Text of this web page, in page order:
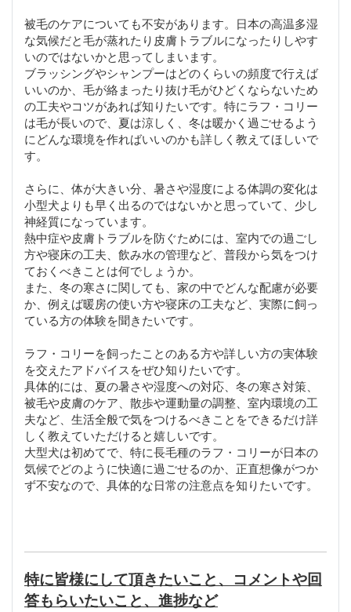
被毛のケアについても不安があります。日本の高温多湿
な気候だと毛が蒸れたり皮膚トラブルになったりしやす
いのではないかと思ってしまいます。
ブラッシングやシャンプーはどのくらいの頻度で行えば
いいのか、毛が絡まったり抜け毛がひどくならないため
の工夫やコツがあれば知りたいです。特にラフ・コリー
は毛が長いので、夏は涼しく、冬は暖かく過ごせるよう
にどんな環境を作ればいいのかも詳しく教えてほしいで
す。
さらに、体が大きい分、暑さや湿度による体調の変化は
小型犬よりも早く出るのではないかと思っていて、少し
神経質になっています。
熱中症や皮膚トラブルを防ぐためには、室内での過ごし
方や寝床の工夫、飲み水の管理など、普段から気をつけ
ておくべきことは何でしょうか。
また、冬の寒さに関しても、家の中でどんな配慮が必要
か、例えば暖房の使い方や寝床の工夫など、実際に飼っ
ている方の体験を聞きたいです。
ラフ・コリーを飼ったことのある方や詳しい方の実体験
を交えたアドバイスをぜひ知りたいです。
具体的には、夏の暑さや湿度への対応、冬の寒さ対策、
被毛や皮膚のケア、散歩や運動量の調整、室内環境の工
夫など、生活全般で気をつけるべきことをできるだけ詳
しく教えていただけると嬉しいです。
大型犬は初めてで、特に長毛種のラフ・コリーが日本の
気候でどのように快適に過ごせるのか、正直想像がつか
ず不安なので、具体的な日常の注意点を知りたいです。
特に皆様にして頂きたいこと、コメントや回
答もらいたいこと、進捗など